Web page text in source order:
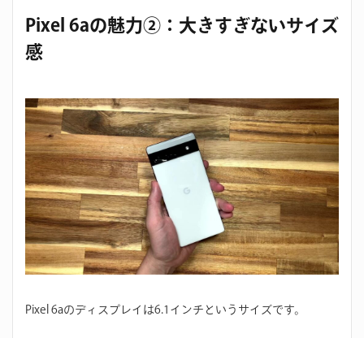
Pixel 6aの魅力②：大きすぎないサイズ
感
Pixel 6aのディスプレイは6.1インチというサイズです。